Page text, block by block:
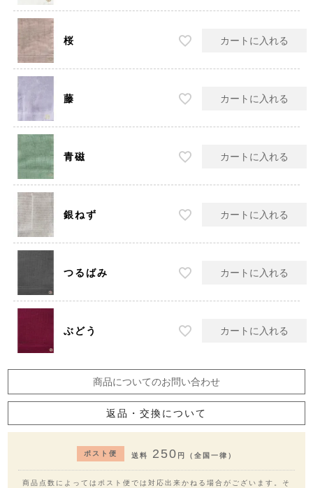
桜 カートに入れる
藤 カートに入れる
青磁 カートに入れる
銀ねず カートに入れる
つるばみ カートに入れる
ぶどう カートに入れる
商品についてのお問い合わせ
返品・交換について
ポスト便 送料 250 円（全国一律）
商品点数によってはポスト便では対応出来かねる場合がございます。そ